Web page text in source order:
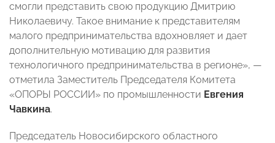
смогли представить свою продукцию Дмитрию
Николаевичу. Такое внимание к представителям
малого предпринимательства вдохновляет и дает
дополнительную мотивацию для развития
технологичного предпринимательства в регионе», —
отметила Заместитель Председателя Комитета
«ОПОРЫ РОССИИ» по промышленности Евгения
Чавкина.
Председатель Новосибирского областного